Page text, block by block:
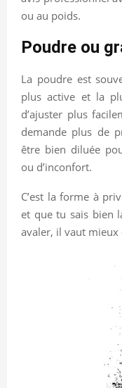
ou au poids.
Poudre ou
La poudre est
plus active et la
d’ajuster plus
demande plus de
être bien diluée
ou d’inconfort.
C’est la forme à
et que tu sais bien
avaler, il vaut